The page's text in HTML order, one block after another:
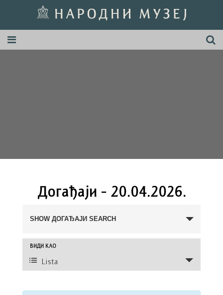
Догађаји - 20.04.2026.
Search
Views
Navigation
SHOW ДОГАЂАЈИ SEARCH
Догађај
Views
Navigation
ВИДИ КАО
Lista